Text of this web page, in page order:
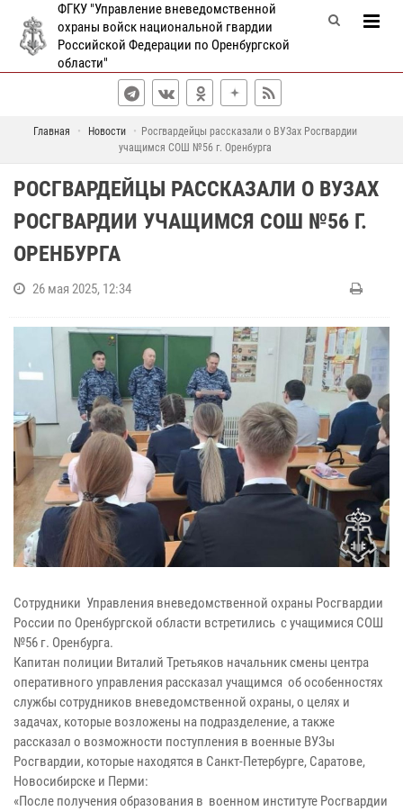
ФГКУ "Управление вневедомственной
охраны войск национальной гвардии
Российской Федерации по Оренбургской
области"
Главная Новости
Росгвардейцы рассказали о ВУЗах Росгвардии
учащимся СОШ №56 г. Оренбурга
РОСГВАРДЕЙЦЫ РАССКАЗАЛИ О ВУЗАХ
РОСГВАРДИИ УЧАЩИМСЯ СОШ №56 Г.
ОРЕНБУРГА
26 мая 2025, 12:34
Сотрудники Управления вневедомственной охраны Росгвардии
России по Оренбургской области встретились с учащимися СОШ
№56 г. Оренбурга.
Капитан полиции Виталий Третьяков начальник смены центра
оперативного управления рассказал учащимся об особенностях
службы сотрудников вневедомственной охраны, о целях и
задачах, которые возложены на подразделение, а также
рассказал о возможности поступления в военные ВУЗы
Росгвардии, которые находятся в Санкт-Петербурге, Саратове,
Новосибирске и Перми:
«После получения образования в военном институте Росгвардии